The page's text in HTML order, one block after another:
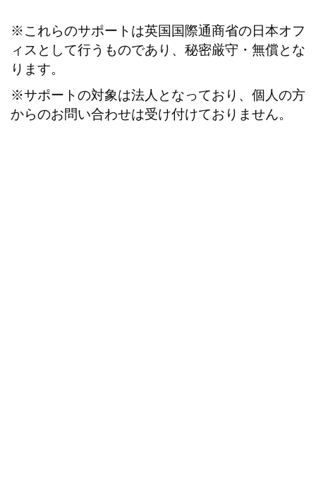
※これらのサポートは英国国際通商省の日本オフ
ィスとして行うものであり、秘密厳守・無償とな
ります。
※サポートの対象は法人となっており、個人の方
からのお問い合わせは受け付けておりません。